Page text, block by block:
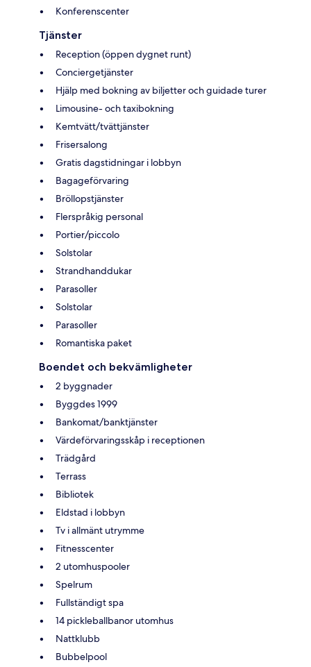
Konferenscenter
Tjänster
Reception (öppen dygnet runt)
Conciergetjänster
Hjälp med bokning av biljetter och guidade turer
Limousine- och taxibokning
Kemtvätt/tvättjänster
Frisersalong
Gratis dagstidningar i lobbyn
Bagageförvaring
Bröllopstjänster
Flerspråkig personal
Portier/piccolo
Solstolar
Strandhanddukar
Parasoller
Solstolar
Parasoller
Romantiska paket
Boendet och bekvämligheter
2 byggnader
Byggdes 1999
Bankomat/banktjänster
Värdeförvaringsskåp i receptionen
Trädgård
Terrass
Bibliotek
Eldstad i lobbyn
Tv i allmänt utrymme
Fitnesscenter
2 utomhuspooler
Spelrum
Fullständigt spa
14 pickleballbanor utomhus
Nattklubb
Bubbelpool